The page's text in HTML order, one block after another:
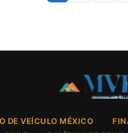
DE VEÍCULO MÉXICO